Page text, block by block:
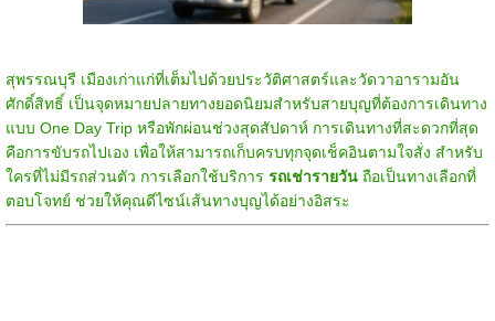
สุพรรณบุรี เมืองเก่าแก่ที่เต็มไปด้วยประวัติศาสตร์และวัดวาอารามอัน
ศักดิ์สิทธิ์ เป็นจุดหมายปลายทางยอดนิยมสำหรับสายบุญที่ต้องการเดินทาง
แบบ One Day Trip หรือพักผ่อนช่วงสุดสัปดาห์ การเดินทางที่สะดวกที่สุด
คือการขับรถไปเอง เพื่อให้สามารถเก็บครบทุกจุดเช็คอินตามใจสั่ง สำหรับ
ใครที่ไม่มีรถส่วนตัว การเลือกใช้บริการ รถเช่ารายวันถือเป็นทางเลือกที่
ตอบโจทย์ ช่วยให้คุณดีไซน์เส้นทางบุญได้อย่างอิสระ